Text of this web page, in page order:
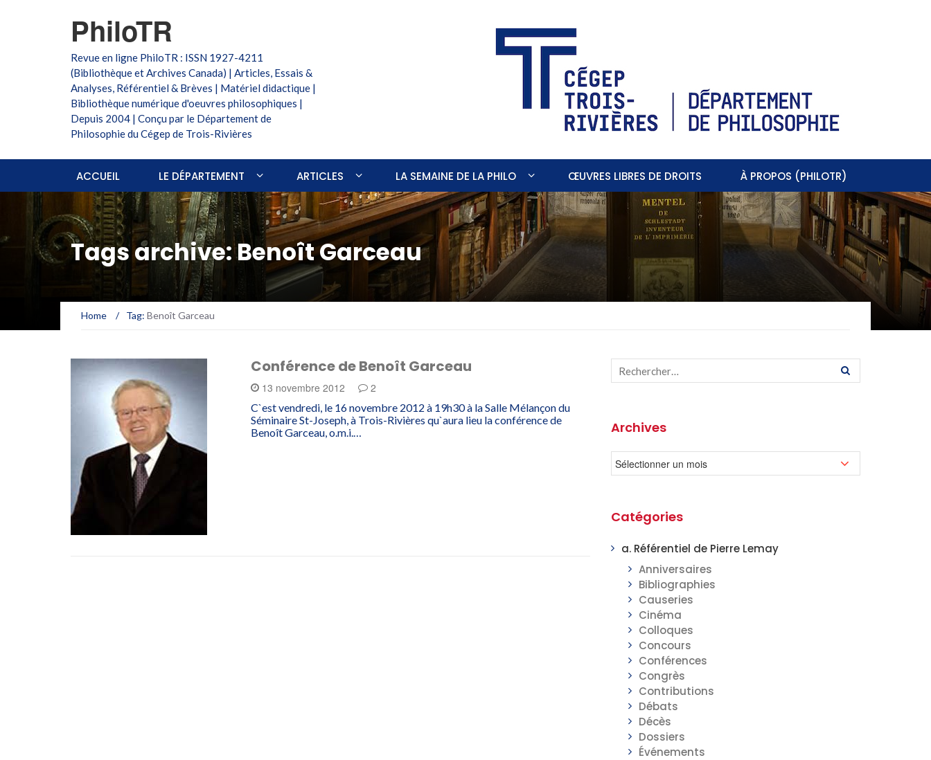
PhiloTR
Revue en ligne PhiloTR : ISSN 1927-4211
(Bibliothèque et Archives Canada) | Articles, Essais &
Analyses, Référentiel & Brèves | Matériel didactique |
Bibliothèque numérique d'oeuvres philosophiques |
Depuis 2004 | Conçu par le Département de
Philosophie du Cégep de Trois-Rivières
ACCUEIL LE DÉPARTEMENT ARTICLES LA SEMAINE DE LA PHILO ŒUVRES LIBRES DE DROITS À PROPOS (PHILOTR)
Tags archive: Benoît Garceau
Home / Tag: Benoît Garceau
Conférence de Benoît Garceau
13 novembre 2012 2
C`est vendredi, le 16 novembre 2012 à 19h30 à la Salle Mélançon du
Séminaire St-Joseph, à Trois-Rivières qu`aura lieu la conférence de
Benoît Garceau, o.m.i.…
Archives
Catégories
a. Référentiel de Pierre Lemay
Anniversaires
Bibliographies
Causeries
Cinéma
Colloques
Concours
Conférences
Congrès
Contributions
Débats
Décès
Dossiers
Événements